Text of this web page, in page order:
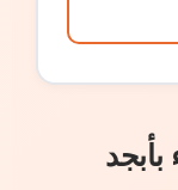
بأبجد